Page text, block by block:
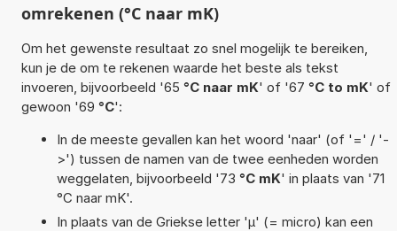
omrekenen (°C naar mK)
Om het gewenste resultaat zo snel mogelijk te bereiken,
kun je de om te rekenen waarde het beste als tekst
invoeren, bijvoorbeeld '65 °C naar mK' of '67 °C to mK' of
gewoon '69 °C':
In de meeste gevallen kan het woord 'naar' (of '=' / '-
>') tussen de namen van de twee eenheden worden
weggelaten, bijvoorbeeld '73 °C mK' in plaats van '71
°C naar mK'.
In plaats van de Griekse letter 'µ' (= micro) kan een